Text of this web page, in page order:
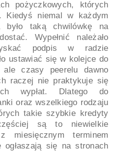
pożyczkowych, których
Kiedyś niemal w każdym
było taką chwilówkę na
Wypełnić należało
podpis w radzie
ustawiać się w kolejce do
czasy peerelu dawno
raczej nie praktykuje się
wypłat. Dlatego do
oraz wszelkiego rodzaju
takie szybkie kredyty
są to niewielkie
miesięcznym terminem
ogłaszają się na stronach